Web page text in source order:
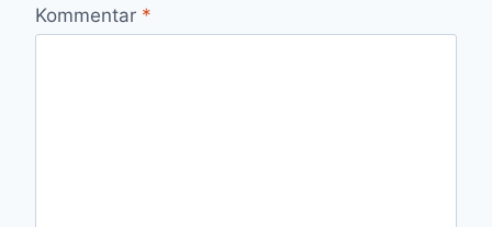
Kommentar *